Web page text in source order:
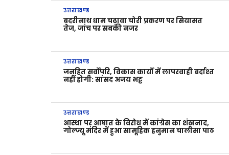
उत्तराखण्ड
बदरीनाथ धाम चढ़ावा चोरी प्रकरण पर सियासत
तेज, जांच पर सबकी नजर
उत्तराखण्ड
जनहित सर्वोपरि, विकास कार्यों में लापरवाही बर्दाश्त
नहीं होगी: सांसद अजय भट्ट
उत्तराखण्ड
आस्था पर आघात के विरोध में कांग्रेस का शंखनाद,
गोल्ज्यू मंदिर में हुआ सामूहिक हनुमान चालीसा पाठ